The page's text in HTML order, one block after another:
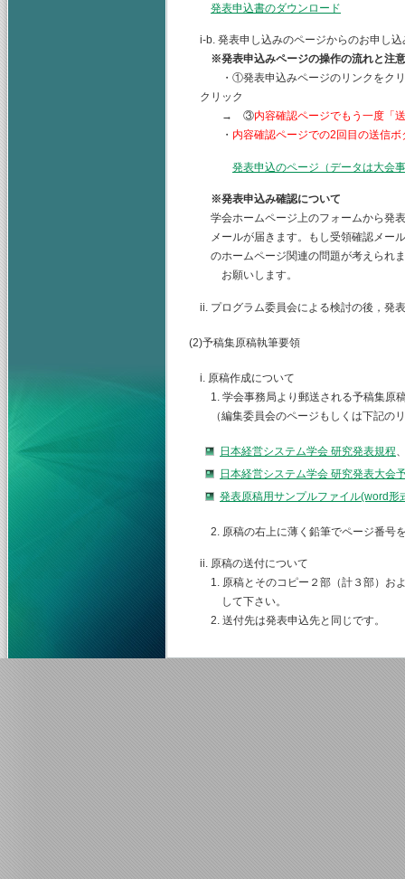
発表申込書のダウンロード
i-b. 発表申し込みのページからのお申し
※発表申込みページの操作の流れと注意
・①発表申込みページのリンクをク
クリック
→ ③内容確認ページでもう一度「
・ 内容確認ページでの2回目の送信
発表申込のページ（データは大会
※発表申込み確認について
学会ホームページ上のフォームから発
メールが届きます。もし受領確認メー
のホームページ関連の問題が考えられ
お願いします。
ii. プログラム委員会による検討の後，発
(2)予稿集原稿執筆要領
i. 原稿作成について
1. 学会事務局より郵送される予稿集原
（編集委員会のページもしくは下記の
日本経営システム学会 研究発表規程
日本経営システム学会 研究発表大会
発表原稿用サンプルファイル(word形
2. 原稿の右上に薄く鉛筆でページ番号
ii. 原稿の送付について
1. 原稿とそのコピー２部（計３部）お
して下さい。
2. 送付先は発表申込先と同じです。